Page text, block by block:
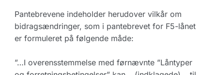
Pantebrevene indeholder herudover vilkår om
bidragsændringer, som i pantebrevet for F5-lånet
er formuleret på følgende måde:
”…I overensstemmelse med førnævnte ”Låntyper